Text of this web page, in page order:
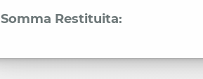
Somma Restituita: